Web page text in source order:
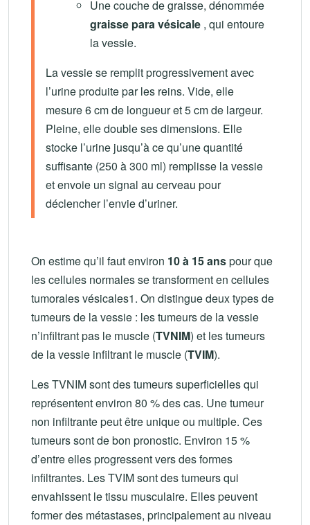
Une couche de graisse, dénommée
graisse para vésicale , qui entoure
la vessie.
La vessie se remplit progressivement avec
l’urine produite par les reins. Vide, elle
mesure 6 cm de longueur et 5 cm de largeur.
Pleine, elle double ses dimensions. Elle
stocke l’urine jusqu’à ce qu’une quantité
suffisante (250 à 300 ml) remplisse la vessie
et envoie un signal au cerveau pour
déclencher l’envie d’uriner.
On estime qu’il faut environ 10 à 15 anspour que
les cellules normales se transforment en cellules
tumorales vésicales1. On distingue deux types de
tumeurs de la vessie : les tumeurs de la vessie
n’infiltrant pas le muscle (TVNIM) et les tumeurs
de la vessie infiltrant le muscle (TVIM).
Les TVNIM sont des tumeurs superficielles qui
représentent environ 80 % des cas. Une tumeur
non infiltrante peut être unique ou multiple. Ces
tumeurs sont de bon pronostic. Environ 15 %
d’entre elles progressent vers des formes
infiltrantes. Les TVIM sont des tumeurs qui
envahissent le tissu musculaire. Elles peuvent
former des métastases, principalement au niveau